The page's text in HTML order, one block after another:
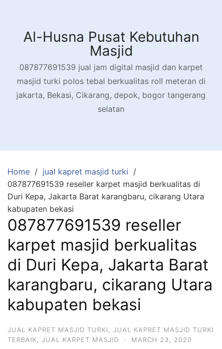
contentAl-Husna Pusat Kebutuhan
Masjid
087877691539 jual jam digital masjid dan karpet
masjid turki polos tebal berkualitas roll meteran di
jakarta, Bekasi, Cikarang, depok, bogor tangerang
selatan
Home
jual kapret masjid turki
087877691539 reseller karpet masjid berkualitas di
Duri Kepa, Jakarta Barat karangbaru, cikarang Utara
kabupaten bekasi
087877691539 reseller
karpet masjid berkualitas
di Duri Kepa, Jakarta Barat
karangbaru, cikarang Utara
kabupaten bekasi
JUAL KAPRET MASJID TURKI
JUAL KAPRET MASJID TURKI
TERBAIK
JUAL KARPET MASJID · MARCH 23, 2020